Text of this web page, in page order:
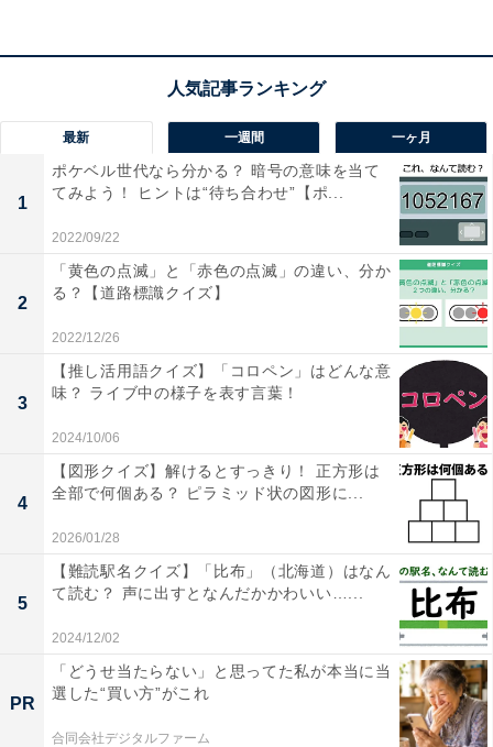
最新 一週間 一ヶ月
1
ポケベル世代なら分かる？ 暗号の意味を当て
てみよう！ ヒントは“待ち合わせ”【ポ...
2022/09/22
2
「黄色の点滅」と「赤色の点滅」の違い、分か
る？【道路標識クイズ】
2022/12/26
3
【推し活用語クイズ】「コロペン」はどんな意
味？ ライブ中の様子を表す言葉！
2024/10/06
4
【図形クイズ】解けるとすっきり！ 正方形は
全部で何個ある？ ピラミッド状の図形に...
2026/01/28
5
【難読駅名クイズ】「比布」（北海道）はなん
て読む？ 声に出すとなんだかかわいい…...
2024/12/02
PR
「どうせ当たらない」と思ってた私が本当に当
選した“買い方”がこれ
合同会社デジタルファーム